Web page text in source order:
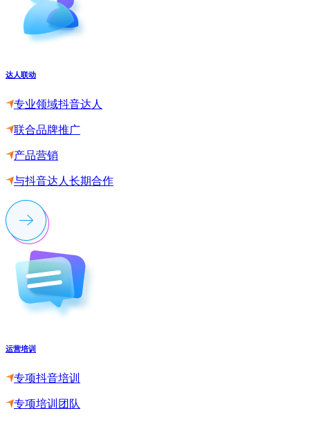
达人联动
专业领域抖音达人
联合品牌推广
产品营销
与抖音达人长期合作
运营培训
专项抖音培训
专项培训团队